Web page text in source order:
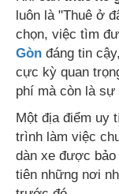
luôn là "Thuê ở
chọn, việc tìm
Gòn đáng tin
cực kỳ quan
phí mà còn là sự
Một địa điểm uy
trình làm việc
dàn xe được
tiên những nơi